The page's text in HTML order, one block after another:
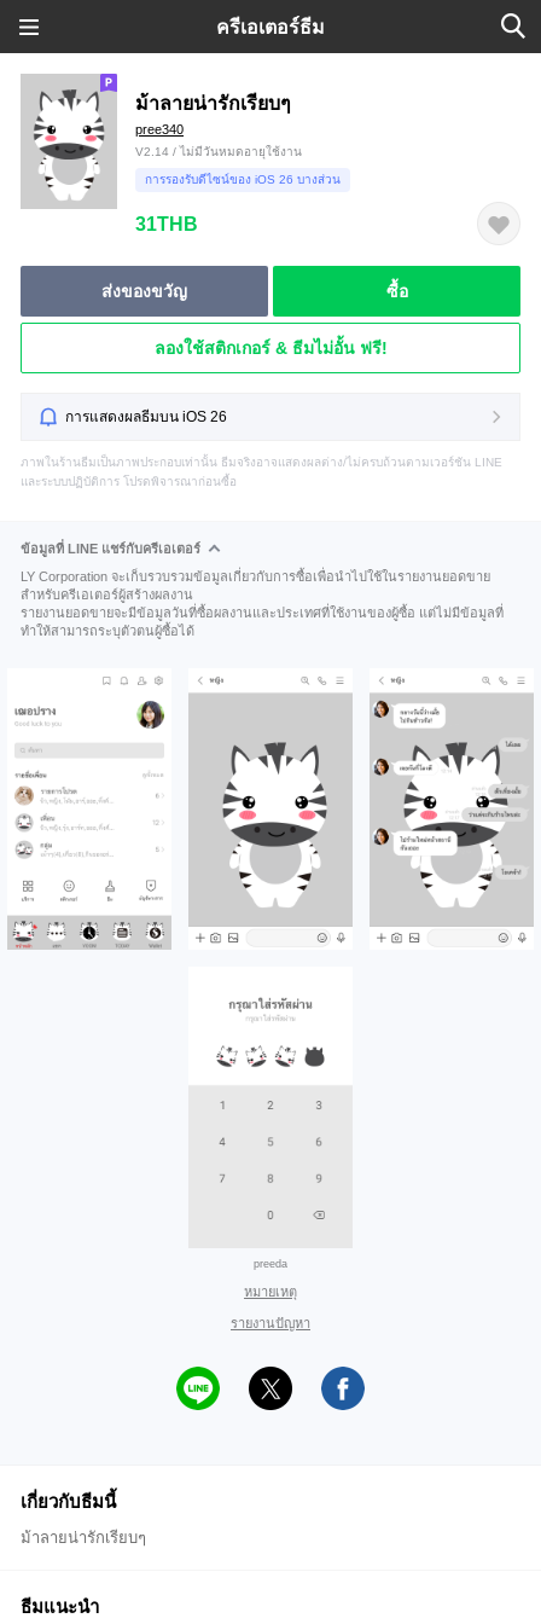
ครีเอเตอร์ธีม
ม้าลายน่ารักเรียบๆ
pree340
V2.14 / ไม่มีวันหมดอายุใช้งาน
การรองรับดีไซน์ของ iOS 26 บางส่วน
31THB
ส่งของขวัญ ซื้อ
ลองใช้สติกเกอร์ & ธีมไม่อั้น ฟรี!
การแสดงผลธีมบน iOS 26
ภาพในร้านธีมเป็นภาพประกอบเท่านั้น ธีมจริงอาจแสดงผลต่าง/ไม่ครบถ้วนตามเวอร์ชัน LINE
และระบบปฏิบัติการ โปรดพิจารณาก่อนซื้อ
ข้อมูลที่ LINE แชร์กับครีเอเตอร์
LY Corporation จะเก็บรวบรวมข้อมูลเกี่ยวกับการซื้อเพื่อนำไปใช้ในรายงานยอดขาย
สำหรับครีเอเตอร์ผู้สร้างผลงาน
รายงานยอดขายจะมีข้อมูลวันที่ซื้อผลงานและประเทศที่ใช้งานของผู้ซื้อ แต่ไม่มีข้อมูลที่
ทำให้สามารถระบุตัวตนผู้ซื้อได้
preeda
หมายเหตุ
รายงานปัญหา
เกี่ยวกับธีมนี้
ม้าลายน่ารักเรียบๆ
ธีมแนะนำ